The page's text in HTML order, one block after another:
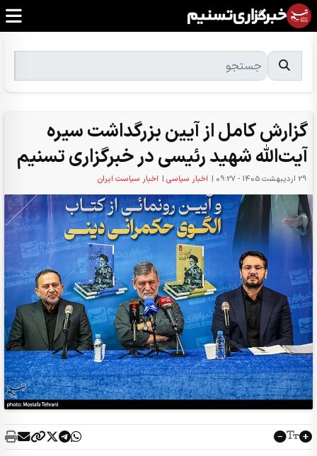
گزارش کامل از آیین بزرگداشت سیره
آیت‌الله شهید رئیسی در خبرگزاری تسنیم
29 ارديبهشت 1405 - 09:27 | اخبار سیاسی | اخبار سیاست ایران